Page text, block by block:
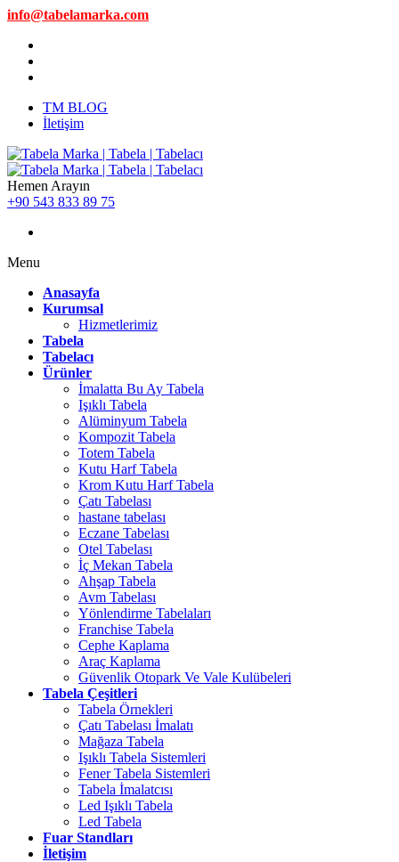
info@tabelamarka.com
TM BLOG
İletişim
Hemen Arayın
+90 543 833 89 75
Menu
Anasayfa
Kurumsal
Hizmetlerimiz
Tabela
Tabelacı
Ürünler
İmalatta Bu Ay Tabela
Işıklı Tabela
Alüminyum Tabela
Kompozit Tabela
Totem Tabela
Kutu Harf Tabela
Krom Kutu Harf Tabela
Çatı Tabelası
hastane tabelası
Eczane Tabelası
Otel Tabelası
İç Mekan Tabela
Ahşap Tabela
Avm Tabelası
Yönlendirme Tabelaları
Franchise Tabela
Cephe Kaplama
Araç Kaplama
Güvenlik Otopark Ve Vale Kulübeleri
Tabela Çeşitleri
Tabela Örnekleri
Çatı Tabelası İmalatı
Mağaza Tabela
Işıklı Tabela Sistemleri
Fener Tabela Sistemleri
Tabela İmalatcısı
Led Işıklı Tabela
Led Tabela
Fuar Standları
İletişim